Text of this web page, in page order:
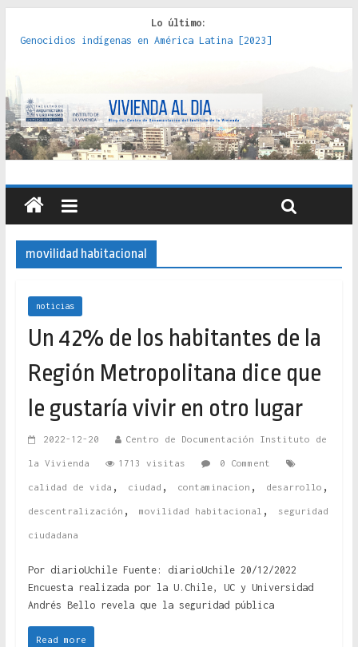
Lo último:
Genocidios indígenas en América Latina [2023]
políticas, prácticas y representaciones [2022]
crítica de las fronteras latinoamericanas [2020]
Criterios técnicos para una vivienda adecuada [2019]
Red de consultorios de la Caja del Seguro Obrero en
Santiago : un patrimonio emblemático [2014]
movilidad habitacional
noticias
Un 42% de los habitantes de la
Región Metropolitana dice que
le gustaría vivir en otro lugar
2022-12-20 Centro de Documentación Instituto de
la Vivienda 1713 visitas 0 Comment
calidad de vida , ciudad , contaminacion , desarrollo ,
descentralización , movilidad habitacional , seguridad
ciudadana
Por diarioUchile Fuente: diarioUchile 20/12/2022
Encuesta realizada por la U.Chile, UC y Universidad
Andrés Bello revela que la seguridad pública
Read more